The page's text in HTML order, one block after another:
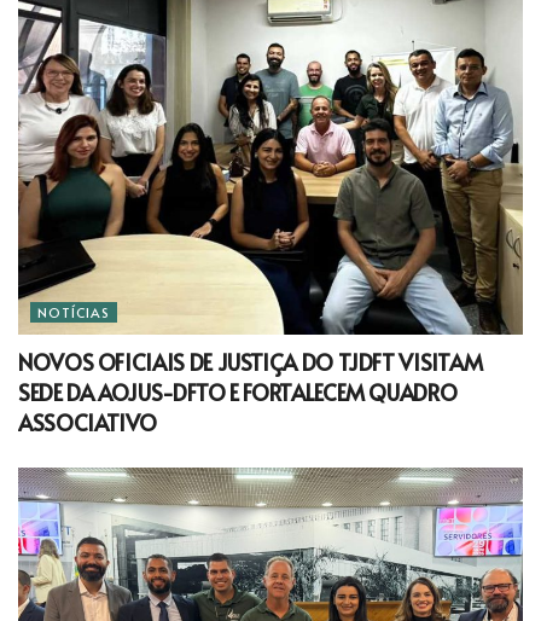
NOTÍCIAS
NOVOS OFICIAIS DE JUSTIÇA DO TJDFT VISITAM
SEDE DA AOJUS-DFTO E FORTALECEM QUADRO
ASSOCIATIVO